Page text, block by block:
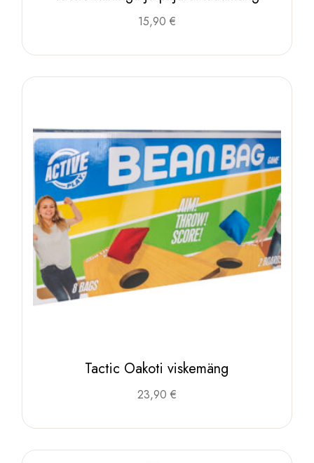
15,90 €
Tactic Oakoti viskemäng
23,90 €